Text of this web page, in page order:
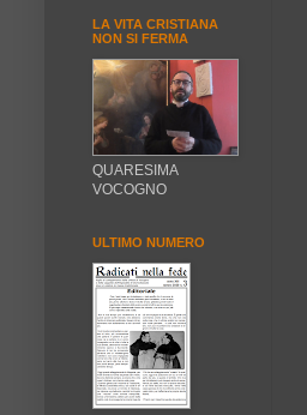
LA VITA CRISTIANA
NON SI FERMA
QUARESIMA
VOCOGNO
ULTIMO NUMERO